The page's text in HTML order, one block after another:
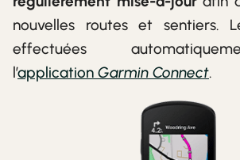
nouvelles routes et sentiers.
effectuées
l’application Garmin Connect.